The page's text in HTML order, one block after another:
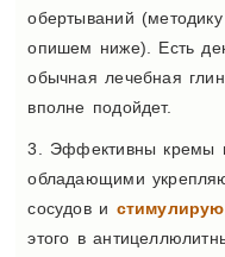
обертываний
опишем ниже). Есть
обычная лечебная
вполне подойдет.
3. Эффективны кремы
обладающими
сосудов и
этого в